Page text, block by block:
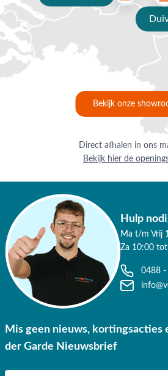
Bekijk onze
Direct afhalen in ons
Bekijk hier de
Hulp
Ma t/m Vrij
Za 10:00
0488 -
Mis geen nieuws, kortingsacties
der Garde Nieuwsbrief